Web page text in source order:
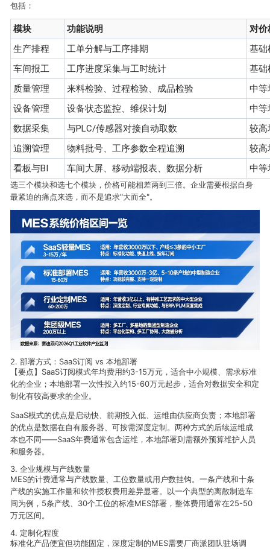
包括：
模块 功能说明
对价
生产排程
工单分解与工序排期
基础
车间报工
工序进度采集与工时统计
基础
质量管理
来料检验、过程检验、成品检验
中等
设备管理
设备状态监控、维保计划
中等
数据采集
与PLC/传感器对接自动取数
较高
追溯管理
物料批号、工序参数全程追溯
较高
看板与BI
车间大屏、移动端报表、数据分析 中等
选三个模块和选七个模块，价格可能相差两到三倍。企业需要根据自身
最紧迫的痛点来选，而不是追求"大而全"。
2. 部署方式：SaaS订阅 vs 本地部署
【要点】SaaS订阅模式年均费用约3-15万元，适合中小规模、需求标准
化的企业；本地部署一次性投入约15-60万元起步，适合对数据安全和定
制化有较高要求的企业。
SaaS模式的优点是启动快、前期投入低、运维由供应商负责；本地部署
的优点是数据在自有服务器、可按需深度定制。两种方式的后续运维成
本也不同——SaaS年费通常包含运维，本地部署则需额外预算维护人员
和服务器。
3. 企业规模与产线数量
MES的计费通常与产线数量、工位数量或用户数挂钩。一条产线和十条
产线的实施工作量和软件授权费用差异显著。以一个典型的离散制造车
间为例，5条产线、30个工位的标准MES部署，整体费用通常在25-50
万元区间。
4. 定制化程度
标准化产品便宜但功能固定，深度定制的MES需要厂商派团队驻场调